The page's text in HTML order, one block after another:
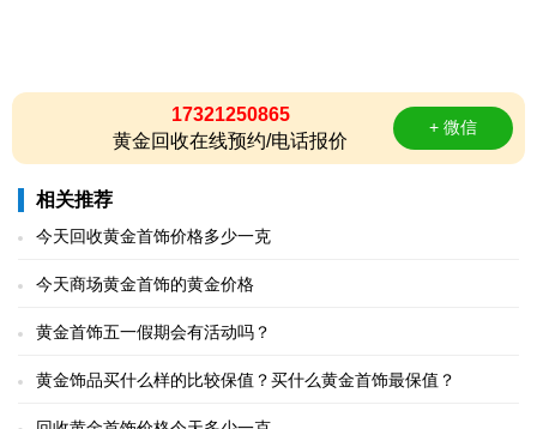
17321250865
黄金回收在线预约/电话报价
+ 微信
相关推荐
今天回收黄金首饰价格多少一克
今天商场黄金首饰的黄金价格
黄金首饰五一假期会有活动吗？
黄金饰品买什么样的比较保值？买什么黄金首饰最保值？